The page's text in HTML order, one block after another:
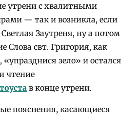
утрени с хвалитными
— так и возникла, если
Заутреня, ну а потом
Слова свт. Григория, как
зело» и остался
чтение
в конце утрени.
пояснения, касающиеся